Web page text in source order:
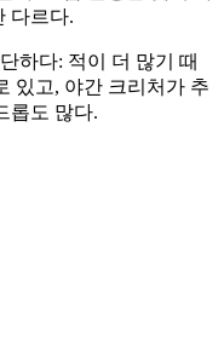
다르다.
하다: 적이 더 많기 때
있고, 야간 크리처가 추
롭도 많다.